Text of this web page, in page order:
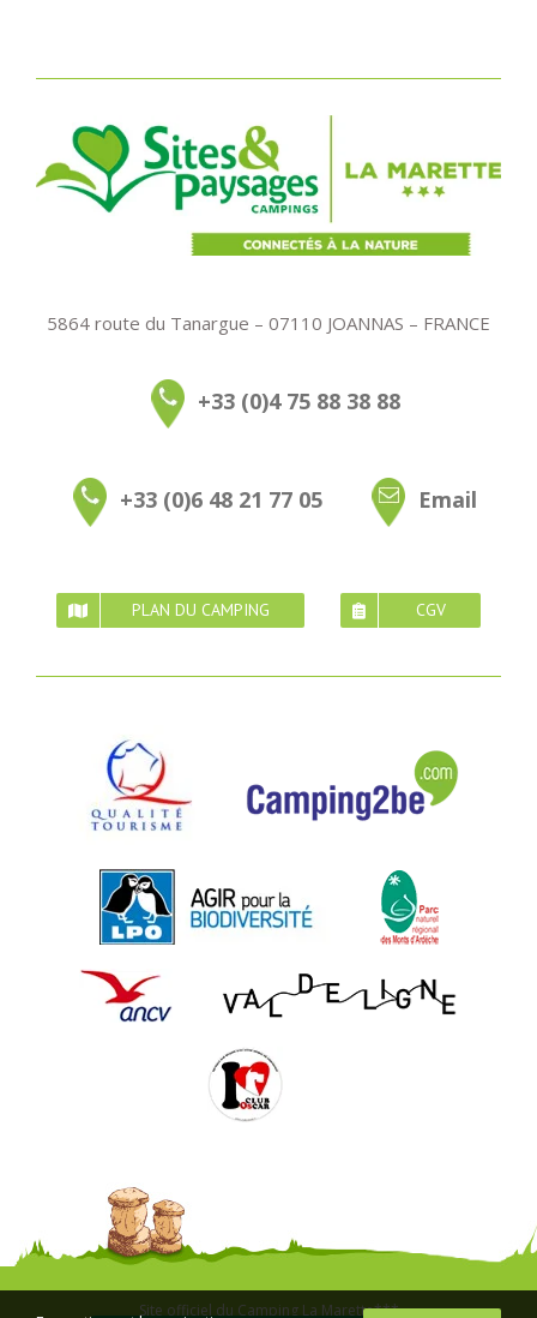
5864 route du Tanargue – 07110 JOANNAS – FRANCE
+33 (0)4 75 88 38 88
+33 (0)6 48 21 77 05 Email
PLAN DU CAMPING CGV
Site officiel du Camping La Marette***